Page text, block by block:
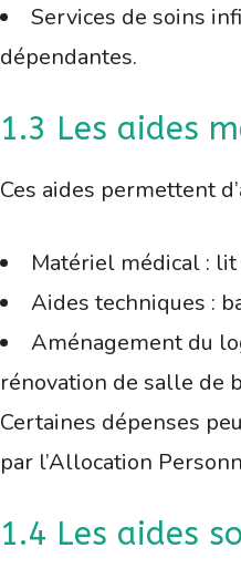
Services de soins
dépendantes.
1.3 Les aides
Ces aides permettent
Matériel médical :
Aides techniques :
Aménagement du
rénovation de salle de
Certaines dépenses
par l’Allocation
1.4 Les aides